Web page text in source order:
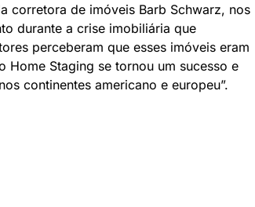
corretora de imóveis Barb Schwarz, nos
durante a crise imobiliária que
perceberam que esses imóveis eram
Staging se tornou um sucesso e
continentes americano e europeu”.